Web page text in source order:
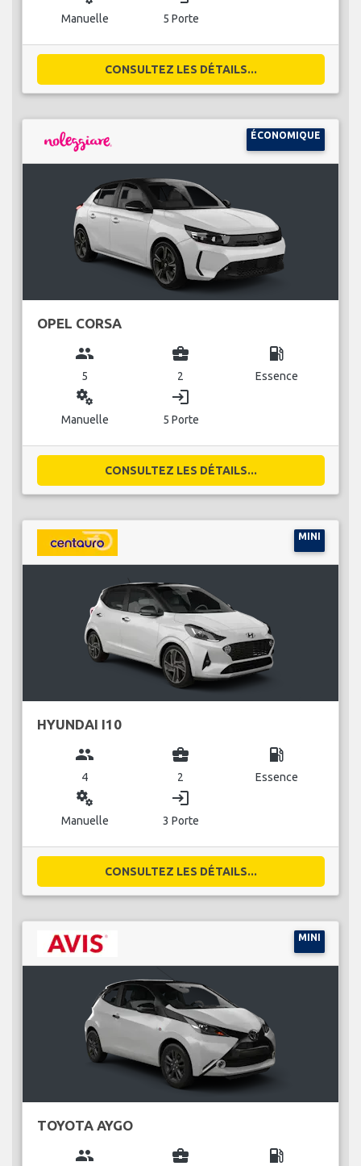
Manuelle 5 Porte
CONSULTEZ LES DÉTAILS...
ÉCONOMIQUE
OPEL CORSA
group
5
business_center
2
local_gas_station
Essence
miscellaneous_services
Manuelle
login
5 Porte
CONSULTEZ LES DÉTAILS...
MINI
HYUNDAI I10
group
4
business_center
2
local_gas_station
Essence
miscellaneous_services
Manuelle
login
3 Porte
CONSULTEZ LES DÉTAILS...
MINI
TOYOTA AYGO
group business_center local_gas_station